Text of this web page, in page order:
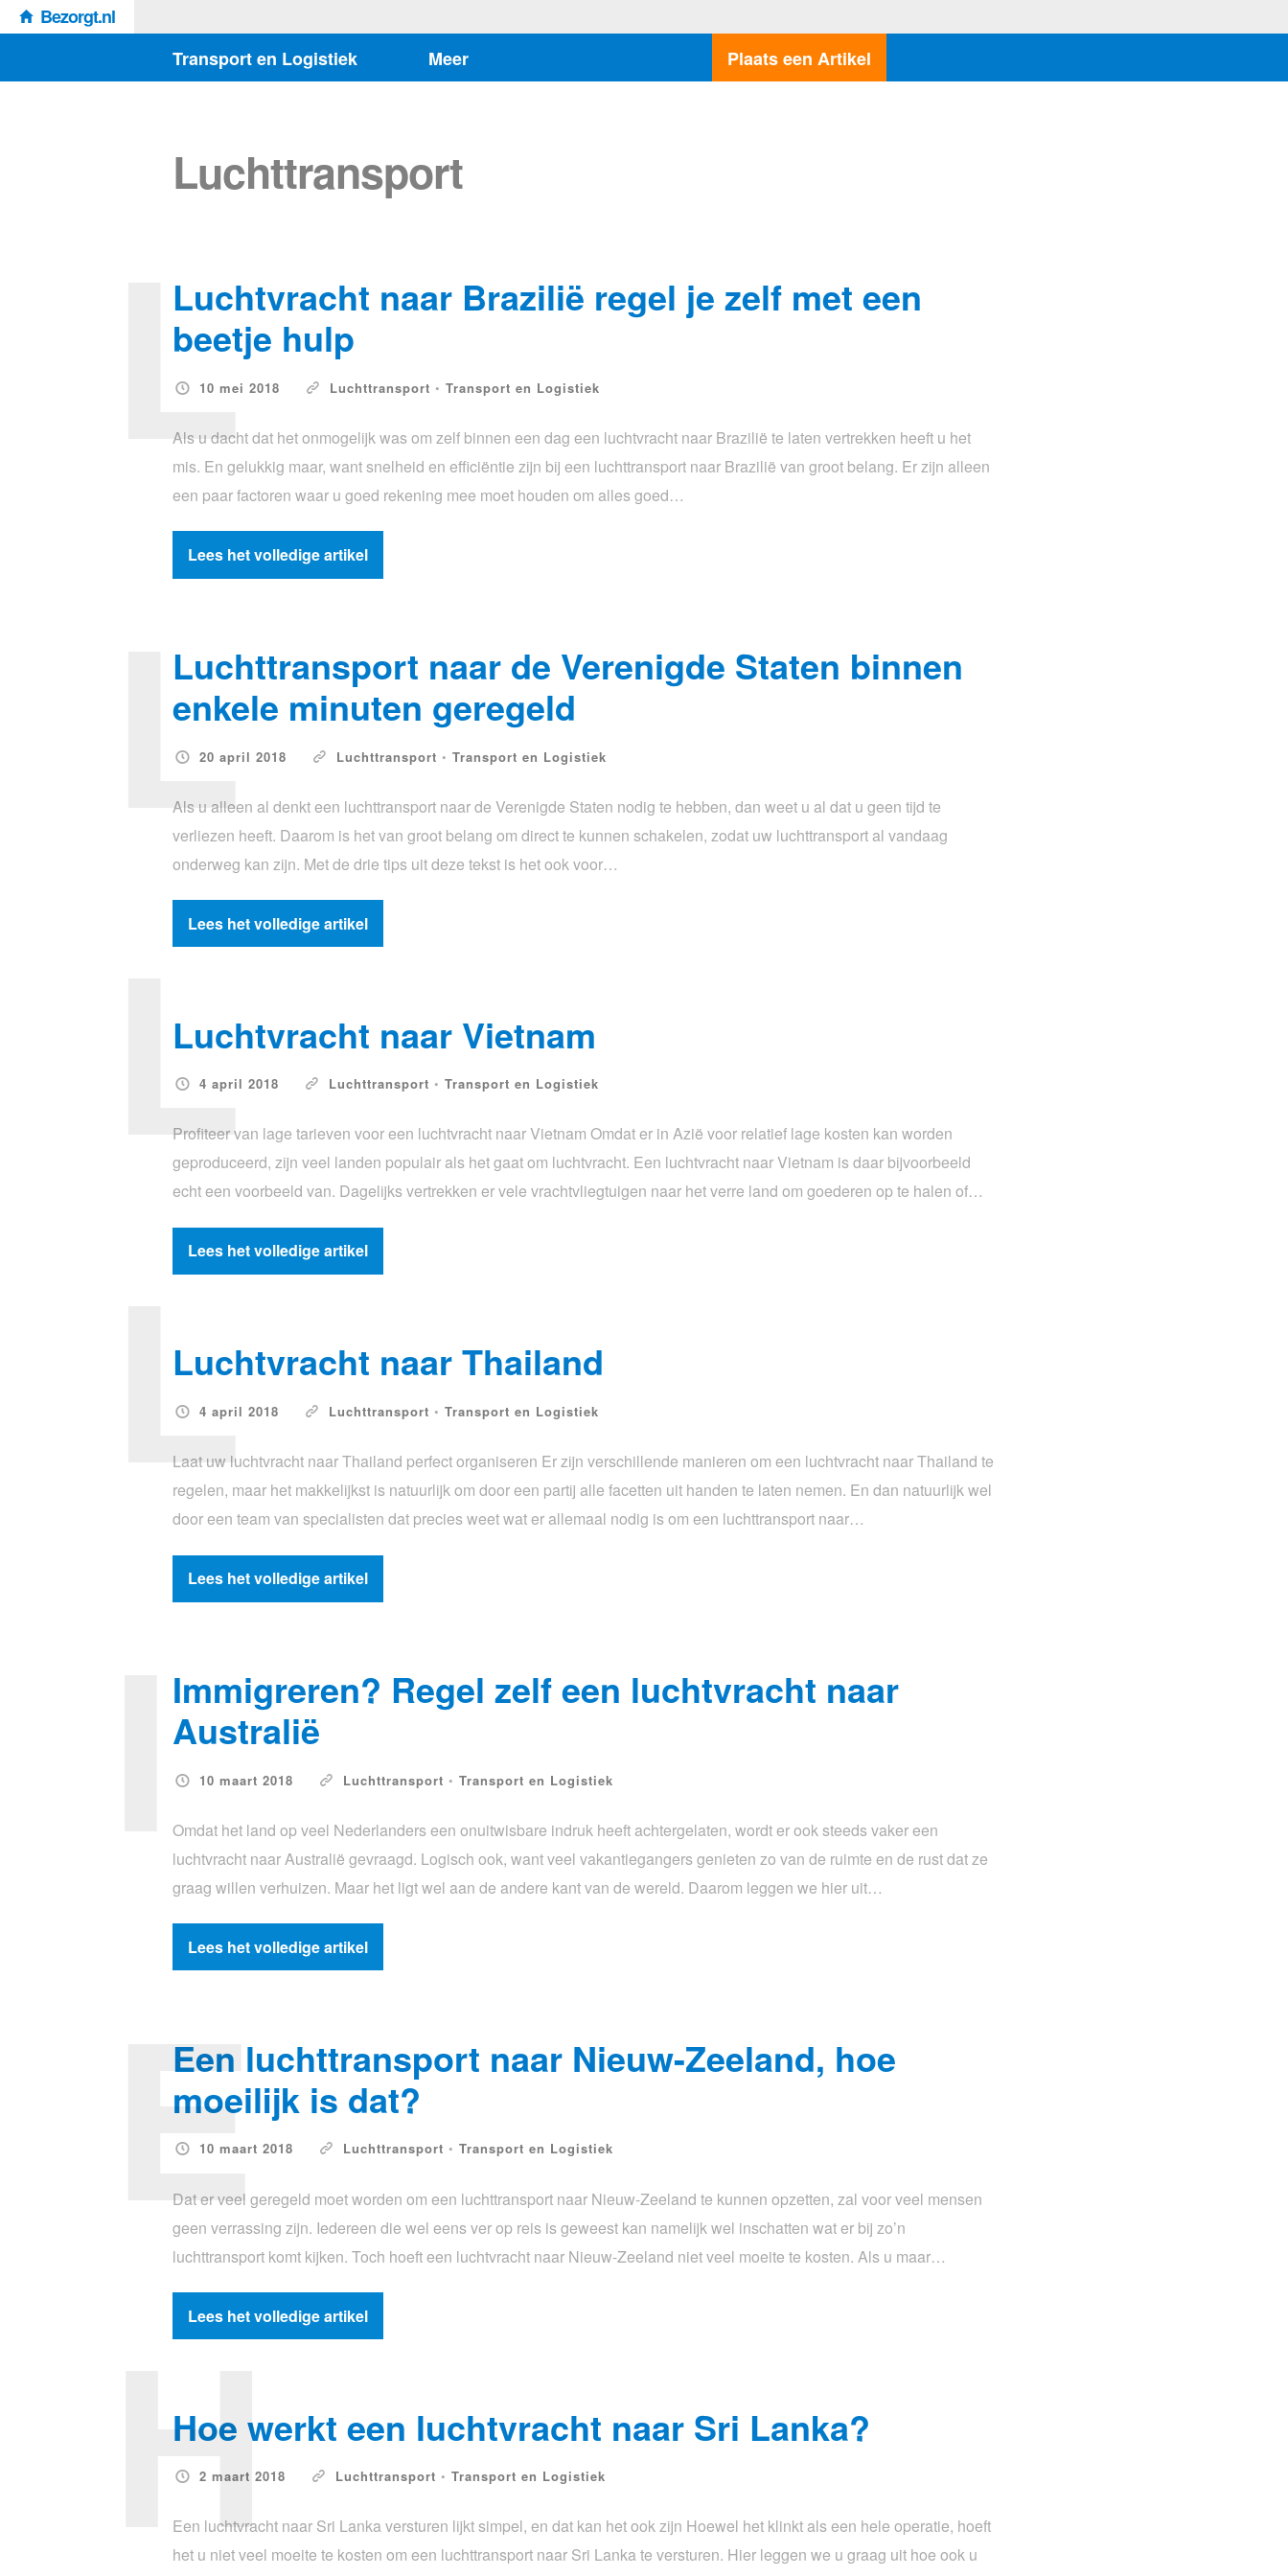
Bezorgt.nl
Transport en Logistiek
Meer Plaats een Artikel
Luchttransport
Luchtvracht naar Brazilië regel je zelf met een
beetje hulp
10 mei 2018 Luchttransport • Transport en Logistiek
L
Als u dacht dat het onmogelijk was om zelf binnen een dag een luchtvracht naar Brazilië te laten vertrekken heeft u het
mis. En gelukkig maar, want snelheid en efficiëntie zijn bij een luchttransport naar Brazilië van groot belang. Er zijn alleen
een paar factoren waar u goed rekening mee moet houden om alles goed…
Lees het volledige artikel
Luchttransport naar de Verenigde Staten binnen
enkele minuten geregeld
20 april 2018 Luchttransport • Transport en Logistiek
L
Als u alleen al denkt een luchttransport naar de Verenigde Staten nodig te hebben, dan weet u al dat u geen tijd te
verliezen heeft. Daarom is het van groot belang om direct te kunnen schakelen, zodat uw luchttransport al vandaag
onderweg kan zijn. Met de drie tips uit deze tekst is het ook voor…
Lees het volledige artikel
Luchtvracht naar Vietnam
4 april 2018 Luchttransport • Transport en Logistiek
L
Profiteer van lage tarieven voor een luchtvracht naar Vietnam Omdat er in Azië voor relatief lage kosten kan worden
geproduceerd, zijn veel landen populair als het gaat om luchtvracht. Een luchtvracht naar Vietnam is daar bijvoorbeeld
echt een voorbeeld van. Dagelijks vertrekken er vele vrachtvliegtuigen naar het verre land om goederen op te halen of…
Lees het volledige artikel
Luchtvracht naar Thailand
4 april 2018 Luchttransport • Transport en Logistiek
L
Laat uw luchtvracht naar Thailand perfect organiseren Er zijn verschillende manieren om een luchtvracht naar Thailand te
regelen, maar het makkelijkst is natuurlijk om door een partij alle facetten uit handen te laten nemen. En dan natuurlijk wel
door een team van specialisten dat precies weet wat er allemaal nodig is om een luchttransport naar…
Lees het volledige artikel
Immigreren? Regel zelf een luchtvracht naar
Australië
10 maart 2018 Luchttransport • Transport en Logistiek
Omdat het land op veel Nederlanders een onuitwisbare indruk heeft achtergelaten, wordt er ook steeds vaker een
luchtvracht naar Australië gevraagd. Logisch ook, want veel vakantiegangers genieten zo van de ruimte en de rust dat ze
graag willen verhuizen. Maar het ligt wel aan de andere kant van de wereld. Daarom leggen we hier uit…
Lees het volledige artikel
Een luchttransport naar Nieuw-Zeeland, hoe
moeilijk is dat?
10 maart 2018 Luchttransport • Transport en Logistiek
E
Dat er veel geregeld moet worden om een luchttransport naar Nieuw-Zeeland te kunnen opzetten, zal voor veel mensen
geen verrassing zijn. Iedereen die wel eens ver op reis is geweest kan namelijk wel inschatten wat er bij zo’n
luchttransport komt kijken. Toch hoeft een luchtvracht naar Nieuw-Zeeland niet veel moeite te kosten. Als u maar…
Lees het volledige artikel
Hoe werkt een luchtvracht naar Sri Lanka?
2 maart 2018 Luchttransport • Transport en Logistiek
H
Een luchtvracht naar Sri Lanka versturen lijkt simpel, en dat kan het ook zijn Hoewel het klinkt als een hele operatie, hoeft
het u niet veel moeite te kosten om een luchttransport naar Sri Lanka te versturen. Hier leggen we u graag uit hoe ook u